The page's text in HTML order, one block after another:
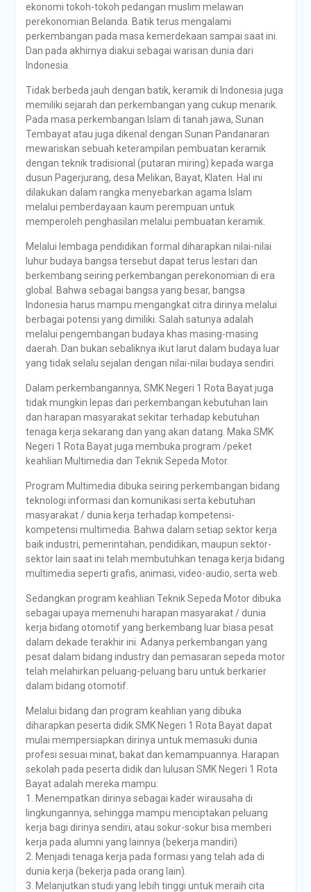
ekonomi tokoh-tokoh pedangan muslim melawan
perekonomian Belanda. Batik terus mengalami
perkembangan pada masa kemerdekaan sampai saat ini.
Dan pada akhirnya diakui sebagai warisan dunia dari
Indonesia.
Tidak berbeda jauh dengan batik, keramik di Indonesia juga
memiliki sejarah dan perkembangan yang cukup menarik.
Pada masa perkembangan Islam di tanah jawa, Sunan
Tembayat atau juga dikenal dengan Sunan Pandanaran
mewariskan sebuah keterampilan pembuatan keramik
dengan teknik tradisional (putaran miring) kepada warga
dusun Pagerjurang, desa Melikan, Bayat, Klaten. Hal ini
dilakukan dalam rangka menyebarkan agama Islam
melalui pemberdayaan kaum perempuan untuk
memperoleh penghasilan melalui pembuatan keramik.
Melalui lembaga pendidikan formal diharapkan nilai-nilai
luhur budaya bangsa tersebut dapat terus lestari dan
berkembang seiring perkembangan perekonomian di era
global. Bahwa sebagai bangsa yang besar, bangsa
Indonesia harus mampu mengangkat citra dirinya melalui
berbagai potensi yang dimiliki. Salah satunya adalah
melalui pengembangan budaya khas masing-masing
daerah. Dan bukan sebaliknya ikut larut dalam budaya luar
yang tidak selalu sejalan dengan nilai-nilai budaya sendiri.
Dalam perkembangannya, SMK Negeri 1 Rota Bayat juga
tidak mungkin lepas dari perkembangan kebutuhan lain
dan harapan masyarakat sekitar terhadap kebutuhan
tenaga kerja sekarang dan yang akan datang. Maka SMK
Negeri 1 Rota Bayat juga membuka program /peket
keahlian Multimedia dan Teknik Sepeda Motor.
Program Multimedia dibuka seiring perkembangan bidang
teknologi informasi dan komunikasi serta kebutuhan
masyarakat / dunia kerja terhadap kompetensi-
kompetensi multimedia. Bahwa dalam setiap sektor kerja
baik industri, pemerintahan, pendidikan, maupun sektor-
sektor lain saat ini telah membutuhkan tenaga kerja bidang
multimedia seperti grafis, animasi, video-audio, serta web.
Sedangkan program keahlian Teknik Sepeda Motor dibuka
sebagai upaya memenuhi harapan masyarakat / dunia
kerja bidang otomotif yang berkembang luar biasa pesat
dalam dekade terakhir ini. Adanya perkembangan yang
pesat dalam bidang industry dan pemasaran sepeda motor
telah melahirkan peluang-peluang baru untuk berkarier
dalam bidang otomotif.
Melalui bidang dan program keahlian yang dibuka
diharapkan peserta didik SMK Negeri 1 Rota Bayat dapat
mulai mempersiapkan dirinya untuk memasuki dunia
profesi sesuai minat, bakat dan kemampuannya. Harapan
sekolah pada peserta didik dan lulusan SMK Negeri 1 Rota
Bayat adalah mereka mampu:
1. Menempatkan dirinya sebagai kader wirausaha di
lingkungannya, sehingga mampu menciptakan peluang
kerja bagi dirinya sendiri, atau sokur-sokur bisa memberi
kerja pada alumni yang lainnya (bekerja mandiri)
2. Menjadi tenaga kerja pada formasi yang telah ada di
dunia kerja (bekerja pada orang lain).
3. Melanjutkan studi yang lebih tinggi untuk meraih cita